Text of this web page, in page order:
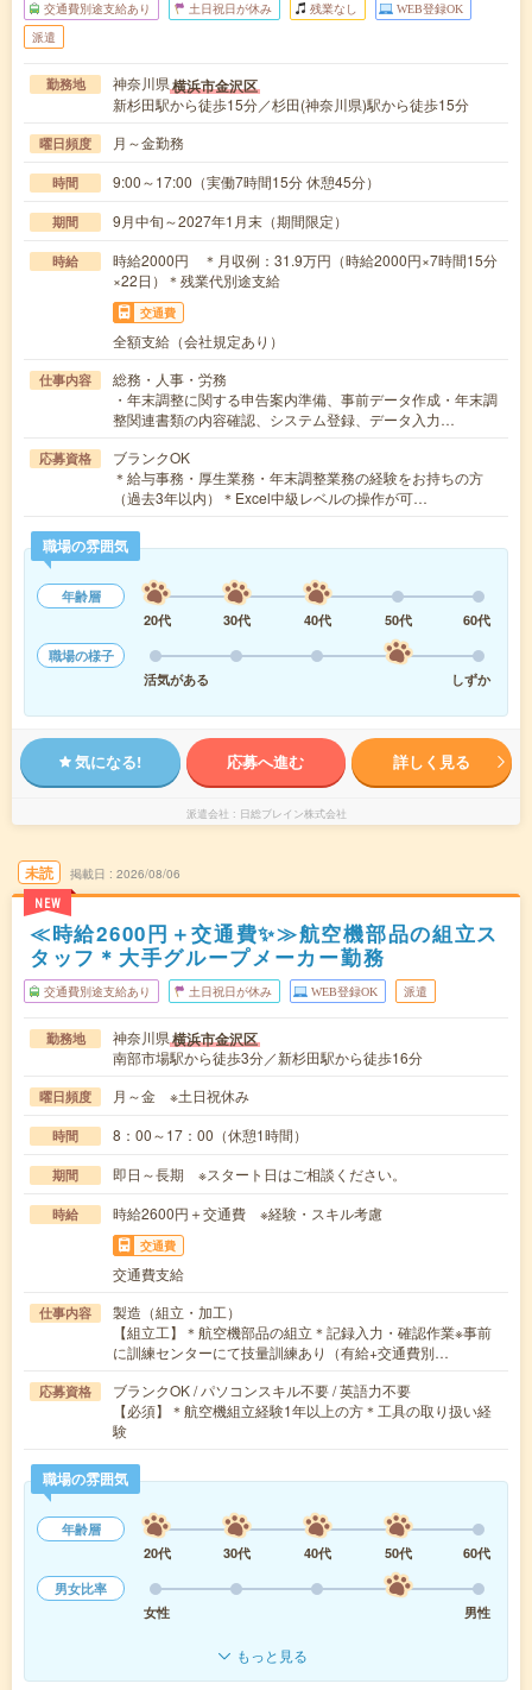
交通費別途支給あり 土日祝日が休み 残業なし WEB登録OK
派遣
勤務地 神奈川県横浜市金沢区
新杉田駅から徒歩15分／杉田(神奈川県)駅から徒歩15分
曜日頻度 月～金勤務
時間 9:00～17:00（実働7時間15分 休憩45分）
期間 9月中旬～2027年1月末（期間限定）
時給
時給2000円 ＊月収例：31.9万円（時給2000円×7時間15分
×22日）＊残業代別途支給
交通費
全額支給（会社規定あり）
仕事内容
総務・人事・労務
・年末調整に関する申告案内準備、事前データ作成・年末調
整関連書類の内容確認、システム登録、データ入力…
応募資格
ブランクOK
＊給与事務・厚生業務・年末調整業務の経験をお持ちの方
（過去3年以内）＊Excel中級レベルの操作が可…
職場の雰囲気
年齢層
20代
30代 40代 50代
60代
職場の様子
活気がある
しずか
気になる! 応募へ進む 詳しく見る
派遣会社 日総ブレイン株式会社
未読
NEW
掲載日 2026/08/06
≪時給2600円＋交通費✨≫航空機部品の組立ス
タッフ＊大手グループメーカー勤務
交通費別途支給あり 土日祝日が休み WEB登録OK 派遣
勤務地 神奈川県横浜市金沢区
南部市場駅から徒歩3分／新杉田駅から徒歩16分
曜日頻度 月～金 ※土日祝休み
時間 8：00～17：00（休憩1時間）
期間 即日～長期 ※スタート日はご相談ください。
時給 時給2600円＋交通費 ※経験・スキル考慮
交通費
交通費支給
仕事内容
製造（組立・加工）
【組立工】＊航空機部品の組立＊記録入力・確認作業※事前
に訓練センターにて技量訓練あり（有給+交通費別…
応募資格
ブランクOK / パソコンスキル不要 / 英語力不要
【必須】＊航空機組立経験1年以上の方＊工具の取り扱い経
験
職場の雰囲気
年齢層
20代
30代 40代 50代
60代
男女比率
女性
男性
もっと見る